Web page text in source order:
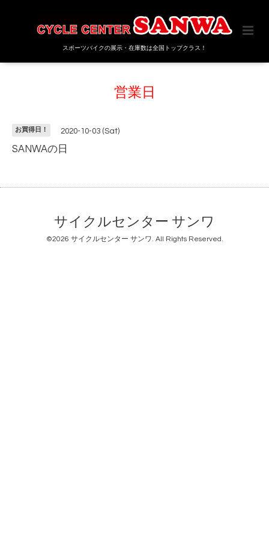
スポーツバイクの展示・在庫数は全国トップクラス！
営業日
お買得日！ 2020-10-03 (Sat)
SANWAの日
サイクルセンター サンワ
©2026 サイクルセンター サンワ. All Rights Reserved.